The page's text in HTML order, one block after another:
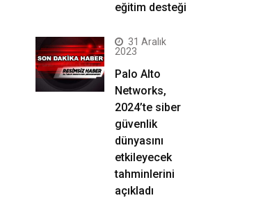
eğitim desteği
31 Aralık
2023
Palo Alto
Networks,
2024’te siber
güvenlik
dünyasını
etkileyecek
tahminlerini
açıkladı